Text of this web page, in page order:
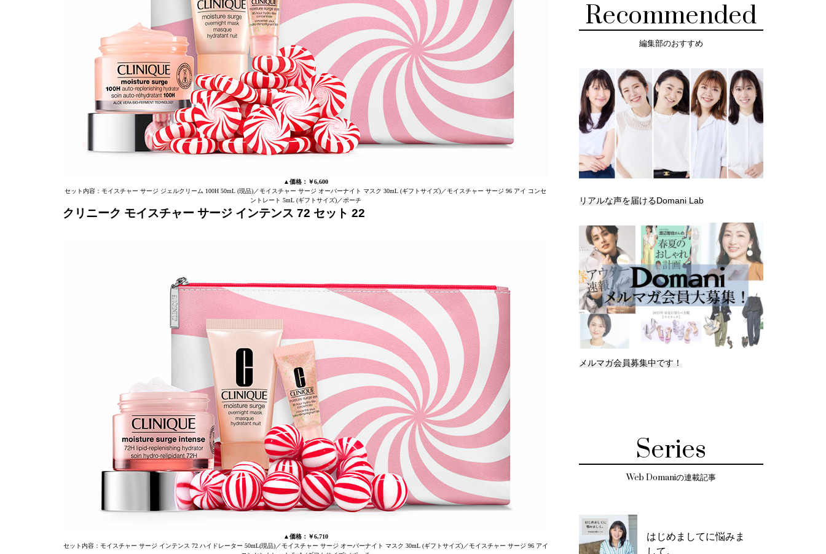
▲価格：￥6,600
セット内容：モイスチャー サージ ジェルクリーム 100H 50mL (現品)／モイスチャー サージ オーバーナイト マスク 30mL (ギフトサイズ)／モイスチャー サージ 96 アイ コンセ
ントレート 5mL (ギフトサイズ)／ポーチ
クリニーク モイスチャー サージ インテンス 72 セット 22
▲価格：￥6,710
セット内容：モイスチャー サージ インテンス 72 ハイドレーター 50mL(現品)／モイスチャー サージ オーバーナイト マスク 30mL (ギフトサイズ)／モイスチャー サージ 96 アイ
Recommended
編集部のおすすめ
リアルな声を届けるDomani Lab
メルマガ会員募集中です！
Series
Web Domaniの連載記事
はじめましてに悩みま
して。